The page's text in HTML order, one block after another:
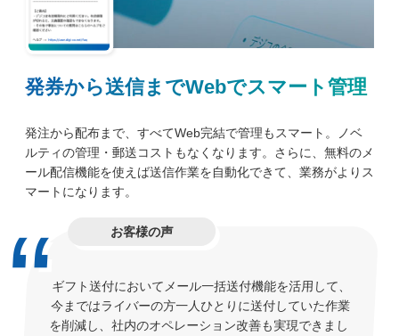
発券から送信までWebでスマート管理
発注から配布まで、すべてWeb完結で管理もスマート。ノベ
ルティの管理・郵送コストもなくなります。さらに、無料のメ
ール配信機能を使えば送信作業を自動化できて、業務がよりス
マートになります。
お客様の声
ギフト送付においてメール一括送付機能を活用して、
今まではライバーの方一人ひとりに送付していた作業
を削減し、社内のオペレーション改善も実現できまし